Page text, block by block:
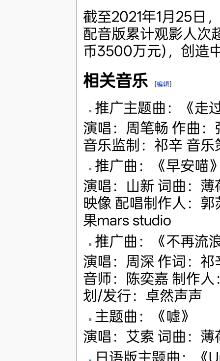
截至2021年1月25日
配音版累计观影人次
币3500万元)，创造
相关音乐 [编辑]
推广主题曲：《走
演唱：周笔畅 作曲：
音乐监制：祁辛 音
推广曲：《早安喵
演唱：山新 词曲：
映像 配唱制作人：
果mars studio
推广曲：《不再流
演唱：周深 作词：
音师：陈奕嘉 制作
划/发行：卓然声声
主题曲：《嘘》
演唱：艾索 词曲：
日语版主题曲：《